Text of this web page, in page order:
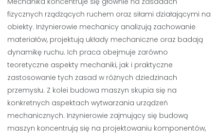
fizycznych rządzących ruchem oraz siłami działającymi na
obiekty. Inżynierowie mechanicy analizują zachowanie
materiałów, projektują układy mechaniczne oraz badają
dynamikę ruchu. Ich praca obejmuje zarówno
teoretyczne aspekty mechaniki, jak i praktyczne
zastosowanie tych zasad w różnych dziedzinach
przemysłu. Z kolei budowa maszyn skupia się na
konkretnych aspektach wytwarzania urządzeń
mechanicznych. Inżynierowie zajmujący się budową
maszyn koncentrują się na projektowaniu komponentów,